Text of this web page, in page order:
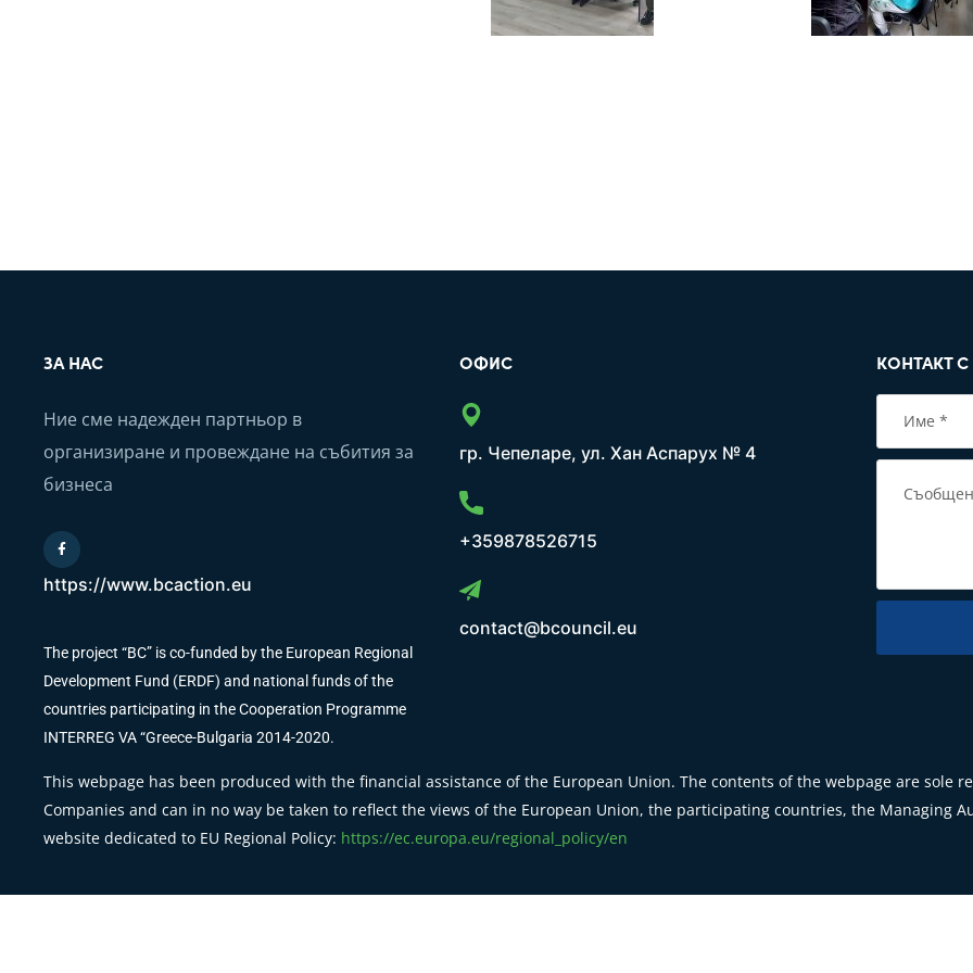
ЗА НАС
Ние сме надежден партньор в
организиране и провеждане на събития за
бизнеса
https://www.bcaction.eu
The project “BC” is co-funded by the European Regional
Development Fund (ERDF) and national funds of the
countries participating in the Cooperation Programme
INTERREG VA “Greece-Bulgaria 2014-2020.
ОФИС
гр. Чепеларе, ул. Хан Аспарух № 4
+359878526715
contact@bcouncil.eu
КОНТАКТ
This webpage has been produced with the financial assistance of the European Union. The contents of the webpage are sole
Companies and can in no way be taken to reflect the views of the European Union, the participating countries, the Managing
website dedicated to EU Regional Policy: https://ec.europa.eu/regional_policy/en